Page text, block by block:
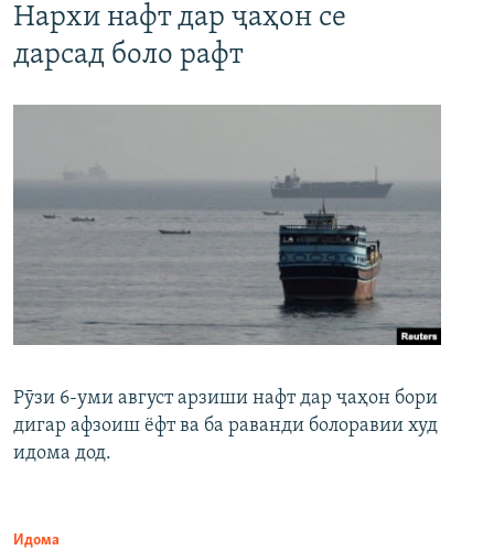
Нархи нафт дар ҷаҳон се
дарсад боло рафт
Рӯзи 6-уми август арзиши нафт дар ҷаҳон бори
дигар афзоиш ёфт ва ба раванди болоравии худ
идома дод.
Идома